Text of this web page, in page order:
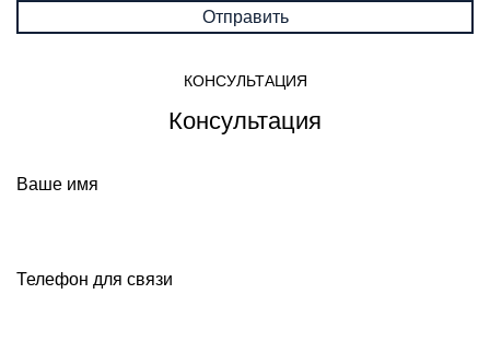
КОНСУЛЬТАЦИЯ
Консультация
Ваше имя
Телефон для связи